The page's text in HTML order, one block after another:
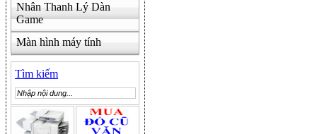
Nhân Thanh Lý Dàn
Game
Màn hình máy tính
Tìm kiếm